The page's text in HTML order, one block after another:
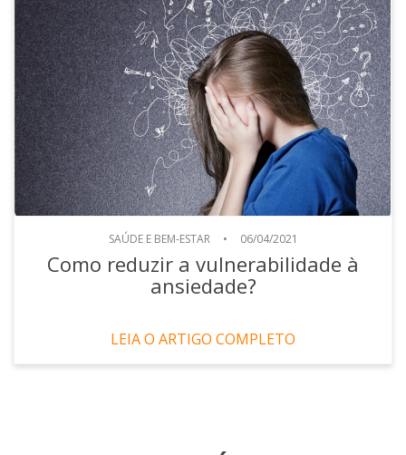
SAÚDE E BEM-ESTAR • 06/04/2021
Como reduzir a vulnerabilidade à
ansiedade?
LEIA O ARTIGO COMPLETO